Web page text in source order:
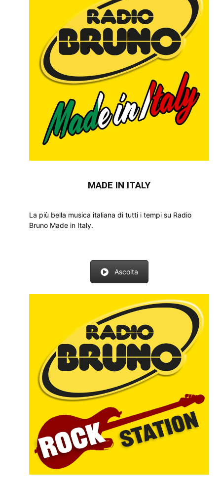
MADE IN ITALY
La più bella musica italiana di tutti i tempi su Radio
Bruno Made in Italy.
Ascolta